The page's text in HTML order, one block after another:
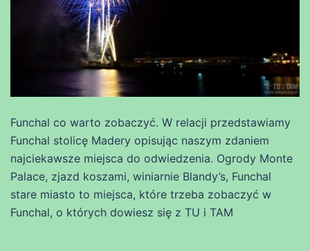
Funchal co warto zobaczyć. W relacji przedstawiamy
Funchal stolicę Madery opisując naszym zdaniem
najciekawsze miejsca do odwiedzenia. Ogrody Monte
Palace, zjazd koszami, winiarnie Blandy’s, Funchal
stare miasto to miejsca, które trzeba zobaczyć w
Funchal, o których dowiesz się z TU i TAM